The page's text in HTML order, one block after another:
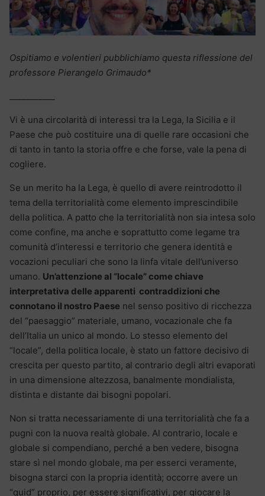
Ospitiamo e volentieri pubblichiamo questa riflessione del
professore Pierangelo Grimaudo*
Vi è una circolarità di interessi tra la Lega, la Sicilia e il
Paese che può costituire una di quelle rare occasioni che
di tanto in tanto la storia offre e che forse, vale la pena di
cogliere.
Se un merito ha la Lega, è quello di avere reintrodotto il
tema della territorialità come elemento imprescindibile
della politica. A patto che la territorialità non sia intesa solo
come confine, ma anche e soprattutto come legame tra
comunità d’interessi e territorio che genera identità e
vocazioni peculiari che sono la linfa vitale dell’universo
umano. Un’attenzione al “locale” come chiave
interpretativa delle apparenti contraddizioni che
connotano il nostro Paese nel senso positivo di ricchezza
del “paesaggio” materiale, umano, vocazionale che fa
dell’Italia un unico al mondo. Lo stesso elemento del
“locale”, della politica locale, è stato un fattore decisivo di
crescita per questo partito, al contrario degli altri evaporati
in una dimensione altezzosa, banalmente mondialista,
distinta e distante dai bisogni popolari.
Non si tratta necessariamente di una territorialità che fa a
pugni con la nuova realtà globale. Al contrario, locale e
globale si compendiano, perché a ben vedere, bisogna
stare sì nel mondo globale, ma per esserci veramente,
bisogna starci con la propria identità; occorre avere un
“quid” proprio, per essere significativi, per giocare la